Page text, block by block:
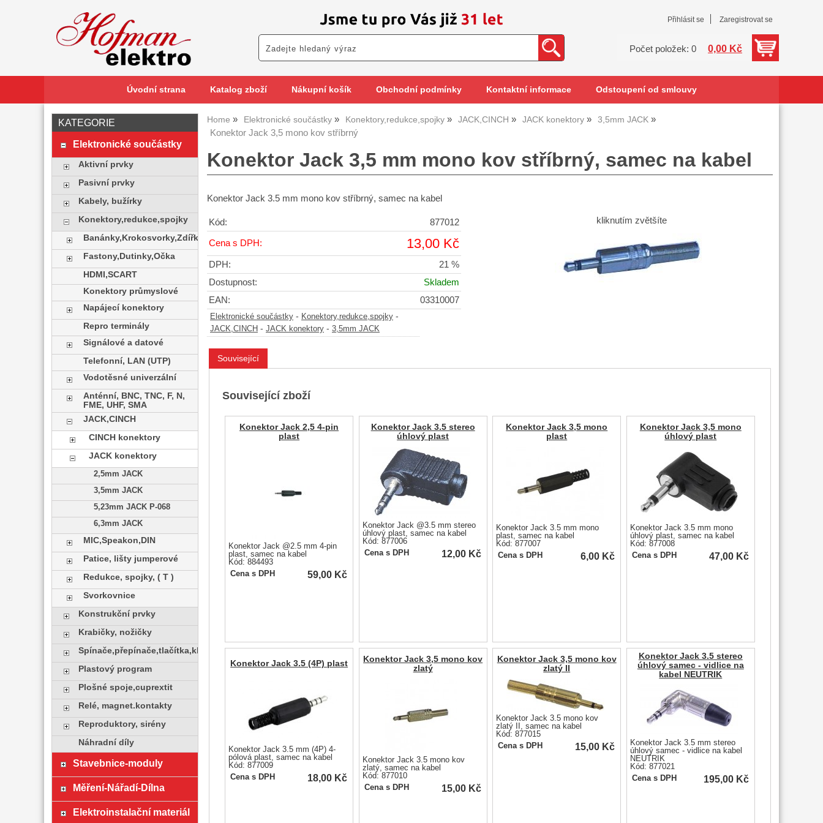
Přihlásit se Zaregistrovat se
Počet položek: 0 0,00 Kč
Úvodní strana Katalog zboží Nákupní košík Obchodní podmínky Kontaktní informace Odstoupení od smlouvy
Home Elektronické součástky Konektory,redukce,spojky JACK,CINCH JACK konektory 3,5mm JACK
Konektor Jack 3,5 mono kov stříbrný
Konektor Jack 3,5 mm mono kov stříbrný, samec na kabel
Konektor Jack 3.5 mm mono kov stříbrný, samec na kabel
kliknutím zvětšíte
Kód: 877012
Cena s DPH: 13,00 Kč
DPH:
21 %
Dostupnost:
Skladem
EAN:
03310007
Elektronické součástky - Konektory,redukce,spojky -
JACK,CINCH - JACK konektory - 3,5mm JACK
Související
Související zboží
Konektor Jack 2,5 4-pin
plast
Konektor Jack @2.5 mm 4-pin
plast, samec na kabel
Kód: 884493
Cena s DPH
59,00 Kč
Konektor Jack 3.5 stereo
úhlový plast
Konektor Jack @3.5 mm stereo
úhlový plast, samec na kabel
Kód: 877006
Cena s DPH
12,00 Kč
Konektor Jack 3,5 mono
plast
Konektor Jack 3.5 mm mono
plast, samec na kabel
Kód: 877007
Cena s DPH
6,00 Kč
Konektor Jack 3,5 mono
úhlový plast
Konektor Jack 3.5 mm mono
úhlový plast, samec na kabel
Kód: 877008
Cena s DPH
47,00 Kč
Konektor Jack 3.5 (4P) plast
Konektor Jack 3.5 mm (4P) 4-
pólová plast, samec na kabel
Kód: 877009
Cena s DPH
18,00 Kč
Konektor Jack 3,5 mono kov
zlatý
Konektor Jack 3.5 mono kov
zlatý, samec na kabel
Kód: 877010
Cena s DPH
15,00 Kč
Konektor Jack 3,5 mono kov
zlatý II
Konektor Jack 3.5 mono kov
zlatý II, samec na kabel
Kód: 877015
Cena s DPH
15,00 Kč
Konektor Jack 3.5 stereo
úhlový samec - vidlice na
kabel NEUTRIK
Konektor Jack 3.5 mm stereo
úhlový samec - vidlice na kabel
NEUTRIK
Kód: 877021
Cena s DPH
195,00 Kč
KATEGORIE
Elektronické součástky
Aktivní prvky
Pasivní prvky
Kabely, bužírky
Konektory,redukce,spojky
Banánky,Krokosvorky,Zdířky
Fastony,Dutinky,Očka
HDMI,SCART
Konektory průmyslové
Napájecí konektory
Repro terminály
Signálové a datové
Telefonní, LAN (UTP)
Vodotěsné univerzální
Anténní, BNC, TNC, F, N,
FME, UHF, SMA
JACK,CINCH
CINCH konektory
JACK konektory
2,5mm JACK
3,5mm JACK
5,23mm JACK P-068
6,3mm JACK
MIC,Speakon,DIN
Patice, lišty jumperové
Redukce, spojky, ( T )
Svorkovnice
Konstrukční prvky
Krabičky, nožičky
Spínače,přepínače,tlačítka,klávesy
Plastový program
Plošné spoje,cuprextit
Relé, magnet.kontakty
Reproduktory, sirény
Náhradní díly
Stavebnice-moduly
Měření-Nářadí-Dílna
Elektroinstalační materiál